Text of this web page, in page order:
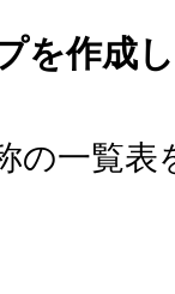
を作成
の一覧表